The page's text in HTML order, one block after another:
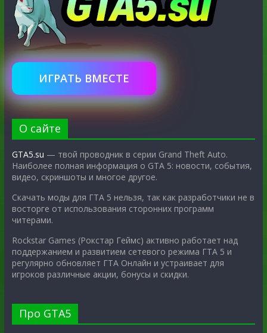
ИГРАТЬ ВМЕСТЕ
О сайте
GTA5.su — твой проводник в серии Grand Theft Auto.
Наиболее полная информация о GTA 5: новости, события,
видео, скриншоты и многое другое.
Скачать моды для ГТА 5 нельзя, так как разработчики не в
восторге от использования сторонних программ
читерами.
Rockstar Games (Рокстар Геймс) активно работает над
поддержанием и развитием сетевого режима ГТА 5 и
регулярно обновляет ГТА Онлайн и устраивает для
игроков различные акции, бонусы и скидки.
Про GTA5